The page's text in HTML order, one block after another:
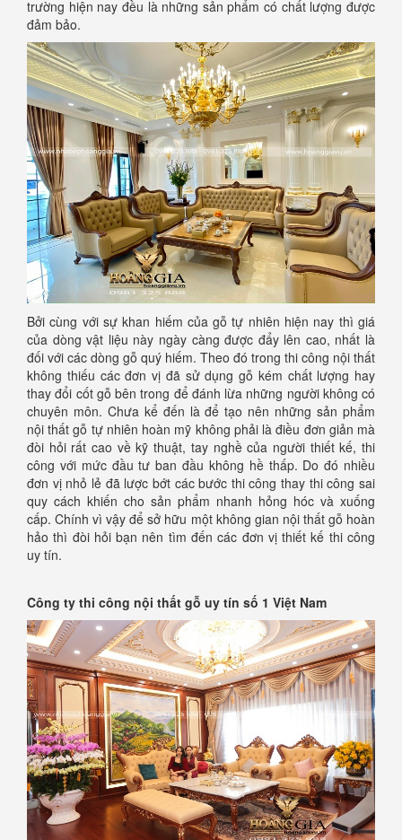
trường hiện nay đều là những sản phẩm có chất lượng được
đảm bảo.
Bởi cùng với sự khan hiếm của gỗ tự nhiên hiện nay thì giá
của dòng vật liệu này ngày càng được đẩy lên cao, nhất là
đối với các dòng gỗ quý hiếm. Theo đó trong thi công nội thất
không thiếu các đơn vị đã sử dụng gỗ kém chất lượng hay
thay đổi cốt gỗ bên trong để đánh lừa những người không có
chuyên môn. Chưa kể đến là để tạo nên những sản phẩm
nội thất gỗ tự nhiên hoàn mỹ không phải là điều đơn giản mà
đòi hỏi rất cao về kỹ thuật, tay nghề của người thiết kế, thi
công với mức đầu tư ban đầu không hề thấp. Do đó nhiều
đơn vị nhỏ lẻ đã lược bớt các bước thi công thay thi công sai
quy cách khiến cho sản phẩm nhanh hỏng hóc và xuống
cấp. Chính vì vậy để sở hữu một không gian nội thất gỗ hoàn
hảo thì đòi hỏi bạn nên tìm đến các đơn vị thiết kế thi công
uy tín.
Công ty thi công nội thất gỗ uy tín số 1 Việt Nam